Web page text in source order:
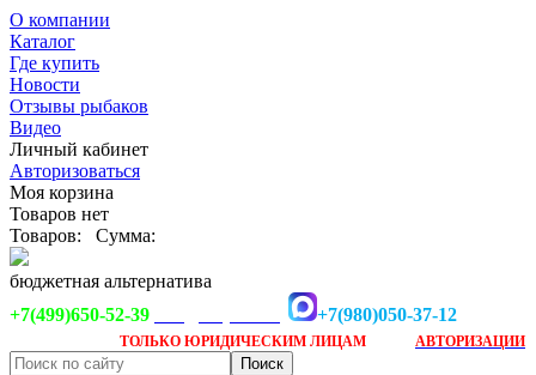
О компании
Каталог
Где купить
Новости
Отзывы рыбаков
Видео
Личный кабинет
Авторизоваться
Моя корзина
Товаров нет
Товаров:
Сумма:
бюджетная альтернатива
+7(499)650-52-39
+7(980)050-37-12
ТОЛЬКО ЮРИДИЧЕСКИМ ЛИЦАМ АВТОРИЗАЦИИ